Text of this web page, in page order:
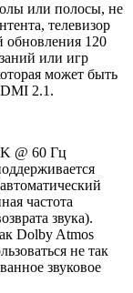
или полосы, не
телевизор
обновления 120
или игр
может быть
2.1.
@ 60 Гц
частота
звука).
Dolby Atmos
не так
звуковое